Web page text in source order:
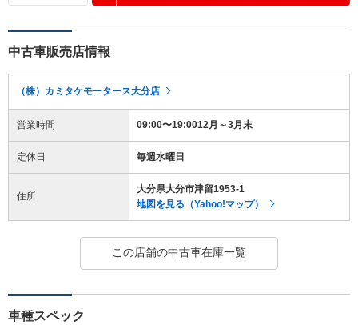
中古車販売店情報
（株）カミタケモータース大分店
営業時間 09:00〜19:0012月～3月末
定休日 毎週水曜日
住所
大分県大分市津留1953-1
地図を見る（Yahoo!マップ）
この店舗の中古車在庫一覧
車種スペック